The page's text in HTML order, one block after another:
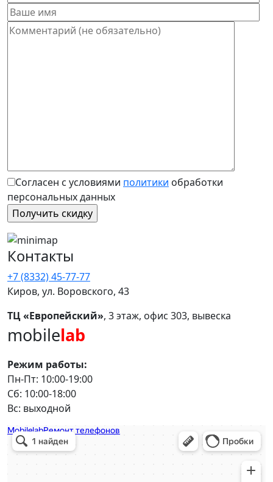
Согласен с условиями политики обработки
персональных данных
Контакты
+7 (8332) 45-77-77
Киров, ул. Воровского, 43
ТЦ «Европейский», 3 этаж, офис 303, вывеска
mobilelab
Режим работы:
Пн-Пт: 10:00-19:00
Сб: 10:00-18:00
Вс: выходной